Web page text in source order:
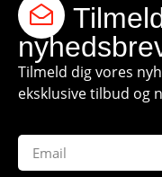
Tilmeld dig vores
eksklusive tilbud og